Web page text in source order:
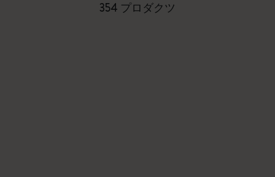
354 プロダクツ